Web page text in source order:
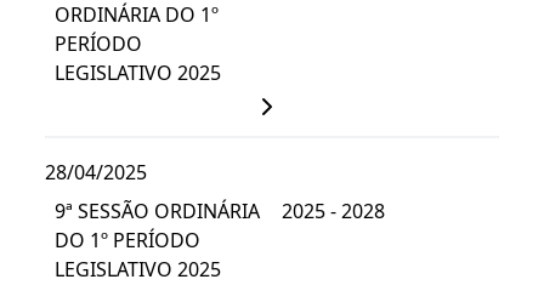
ORDINÁRIA DO 1º
PERÍODO
LEGISLATIVO 2025
28/04/2025
9ª SESSÃO ORDINÁRIA
DO 1º PERÍODO
LEGISLATIVO 2025
2025 - 2028